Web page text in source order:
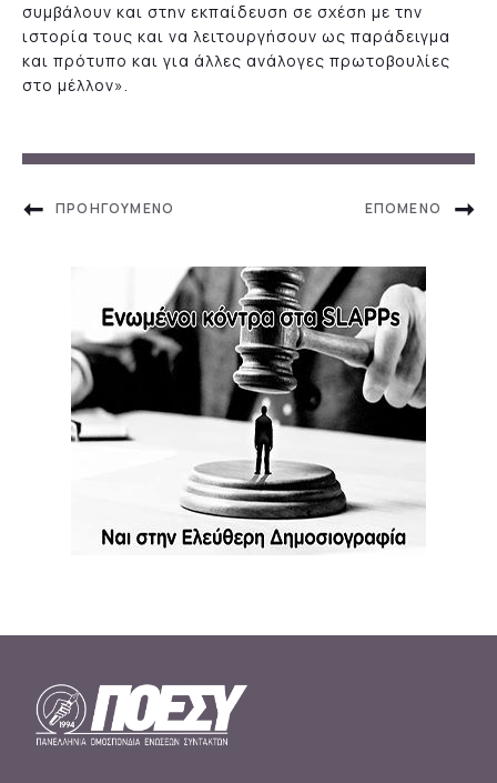
συμβάλουν και στην εκπαίδευση σε σχέση με την
ιστορία τους και να λειτουργήσουν ως παράδειγμα
και πρότυπο και για άλλες ανάλογες πρωτοβουλίες
στο μέλλον».